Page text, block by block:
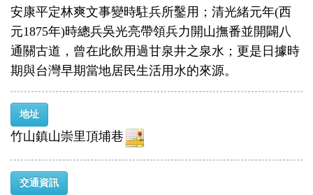
安康平定林爽文事變時駐兵所鑿用；清光緒元年(西
元1875年)時總兵吳光亮帶領兵力開山撫番並開闢八
通關古道，曾在此飲用過甘泉井之泉水；更是日據時
期與台灣早期當地居民生活用水的來源。
地址
竹山鎮山崇里頂埔巷
交通資訊